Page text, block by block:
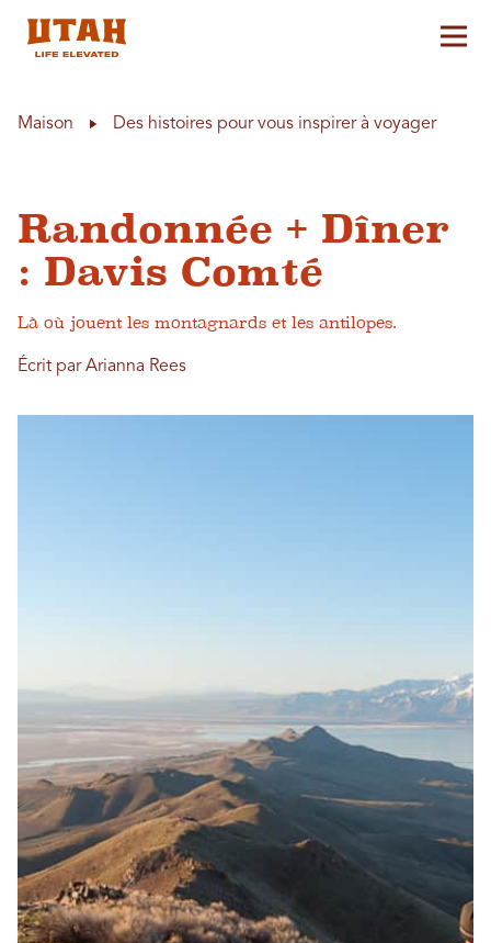
Maison Des histoires pour vous inspirer à voyager
Randonnée + Dîner
: Davis Comté
Là où jouent les montagnards et les antilopes.
Écrit par Arianna Rees